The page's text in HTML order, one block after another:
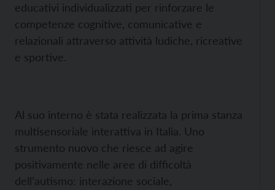
educativi individualizzati per rinforzare le
competenze cognitive, comunicative e
relazionali attraverso attività ludiche, ricreative
e sportive.
Al suo interno è stata realizzata la prima stanza
multisensoriale interattiva in Italia. Uno
strumento nuovo che riesce ad agire
positivamente nelle aree di difficoltà
dell’autismo: interazione sociale,